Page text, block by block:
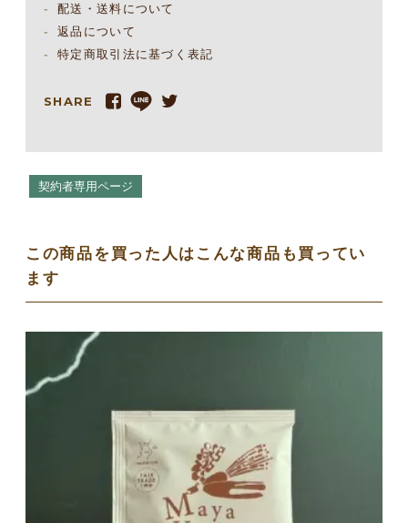
配送・送料について
返品について
特定商取引法に基づく表記
SHARE
契約者専用ページ
この商品を買った人はこんな商品も買ってい
ます